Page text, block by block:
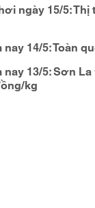
ngày 15/5:
14/5: Toàn
13/5: Sơn La
kg